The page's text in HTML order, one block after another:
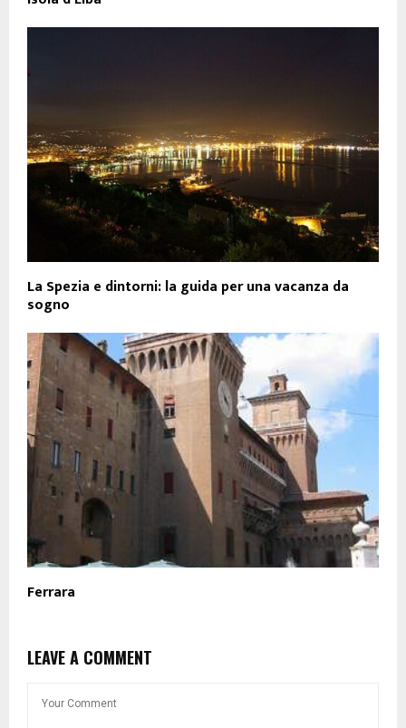
La Spezia e dintorni: la guida per una vacanza da
sogno
Ferrara
LEAVE A COMMENT